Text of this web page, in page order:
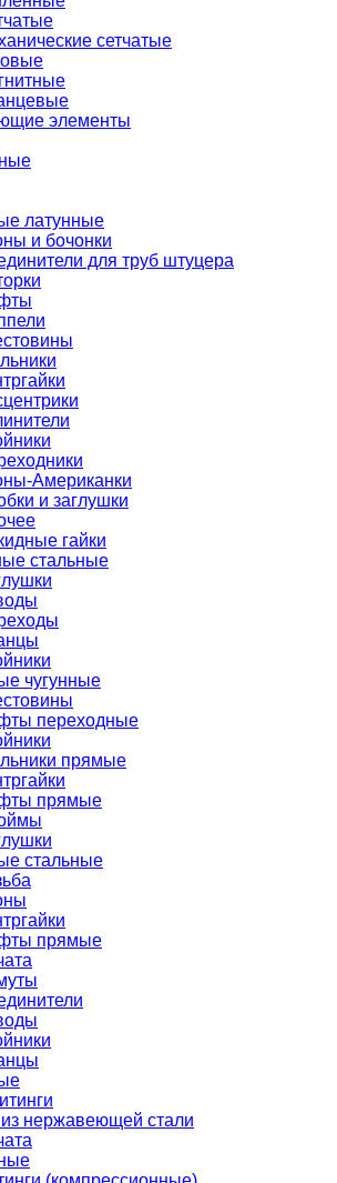
сетчатые
элементы
латунные
и бочонки
для труб штуцера
Американки
и заглушки
гайки
стальные
чугунные
переходные
прямые
прямые
стальные
прямые
нержавеющей стали